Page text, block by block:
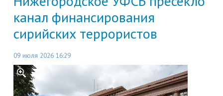
канал финансирования
сирийских террористов
09 июля 2026 16:29